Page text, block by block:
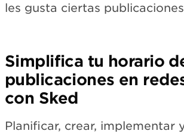
les gusta ciertas
Simplifica tu horario
publicaciones en
con Sked
Planificar, crear, implementar